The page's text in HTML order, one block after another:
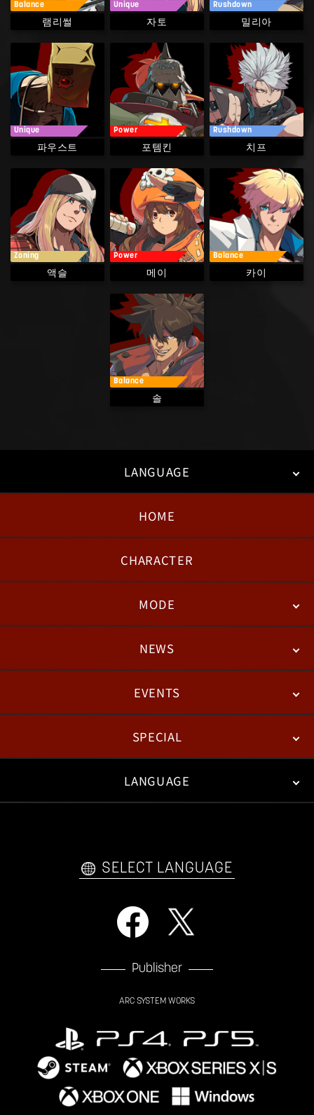
Balance
램리썰
Unique
자토
Rushdown
밀리아
Unique
파우스트
Power
포템킨
Rushdown
치프
Zoning
액슬
Power
메이
Balance
카이
Balance
솔
LANGUAGE
English
HOME
CHARACTER
MODE
BATTLENEWS
패치노트
EVENTS
ESPORTS
SPECIAL
WEB COMICS
LANGUAGE
SELECT LANGUAGE
Publisher
ARC SYSTEM WORKS